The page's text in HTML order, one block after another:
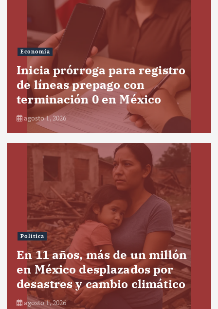
Economía
Inicia prórroga para registro
de líneas prepago con
terminación 0 en México
agosto 1, 2026
Política
En 11 años, más de un millón
en México desplazados por
desastres y cambio climático
agosto 1, 2026